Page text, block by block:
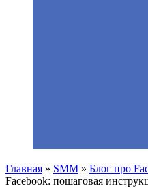
Главная » SMM » Блог про
Facebook: пошаговая